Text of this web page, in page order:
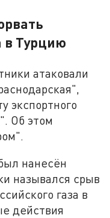
в Турцию
атаковали
экспортного
Об этом
нанесён
назывался срыв
газа в
действия